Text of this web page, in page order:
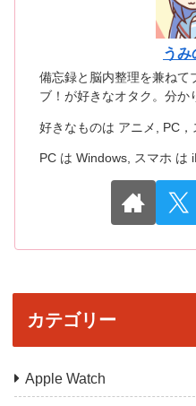
うみ
備忘録と脳内整理を兼ねて
ブ！が好きなオタク。分か
好きなものは アニメ, PC，
PC は Windows, スマホ は
カテゴリー
Apple Watch